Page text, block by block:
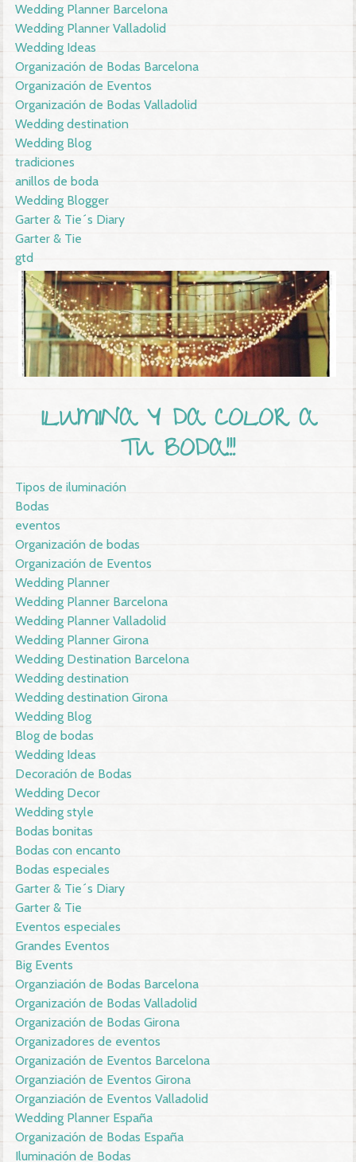
Wedding Planner Barcelona
Wedding Planner Valladolid
Wedding Ideas
Organización de Bodas Barcelona
Organización de Eventos
Organización de Bodas Valladolid
Wedding destination
Wedding Blog
tradiciones
anillos de boda
Wedding Blogger
Garter & Tie´s Diary
Garter & Tie
gtd
ILUMINA Y DA COLOR A
TU BODA!!!
Tipos de iluminación
Bodas
eventos
Organización de bodas
Organización de Eventos
Wedding Planner
Wedding Planner Barcelona
Wedding Planner Valladolid
Wedding Planner Girona
Wedding Destination Barcelona
Wedding destination
Wedding destination Girona
Wedding Blog
Blog de bodas
Wedding Ideas
Decoración de Bodas
Wedding Decor
Wedding style
Bodas bonitas
Bodas con encanto
Bodas especiales
Garter & Tie´s Diary
Garter & Tie
Eventos especiales
Grandes Eventos
Big Events
Organziación de Bodas Barcelona
Organización de Bodas Valladolid
Organización de Bodas Girona
Organizadores de eventos
Organización de Eventos Barcelona
Organziación de Eventos Girona
Organziación de Eventos Valladolid
Wedding Planner España
Organización de Bodas España
Iluminación de Bodas